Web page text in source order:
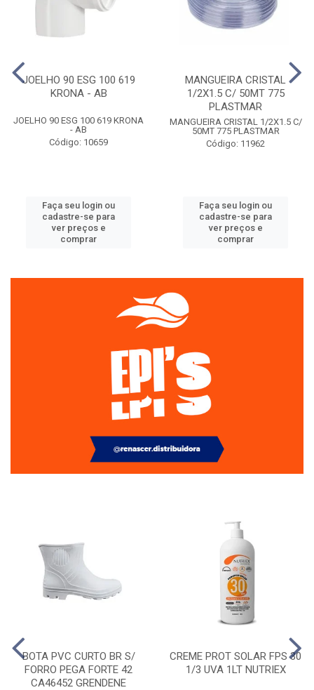
JOELHO 90 ESG 100 619
KRONA - AB
JOELHO 90 ESG 100 619 KRONA
- AB
Código: 10659
Faça seu login ou
cadastre-se para
ver preços e
comprar
MANGUEIRA CRISTAL
1/2X1.5 C/ 50MT 775
PLASTMAR
MANGUEIRA CRISTAL 1/2X1.5 C/
50MT 775 PLASTMAR
Código: 11962
Faça seu login ou
cadastre-se para
ver preços e
comprar
BOTA PVC CURTO BR S/
FORRO PEGA FORTE 42
CA46452 GRENDENE
CREME PROT SOLAR FPS 30
1/3 UVA 1LT NUTRIEX